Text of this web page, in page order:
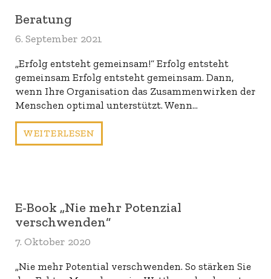
Beratung
6. September 2021
„Erfolg entsteht gemeinsam!“ Erfolg entsteht
gemeinsam Erfolg entsteht gemeinsam. Dann,
wenn Ihre Organisation das Zusammenwirken der
Menschen optimal unterstützt. Wenn…
WEITERLESEN
E-Book „Nie mehr Potenzial
verschwenden“
7. Oktober 2020
„Nie mehr Potential verschwenden. So stärken Sie